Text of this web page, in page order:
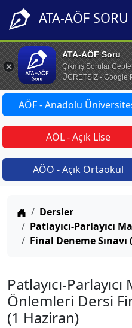
ATA-AÖF SORU
ATA-AÖF Soru
Çıkmış Sorular Cepte
ÜCRETSİZ - Google
AÖF - Anadolu
AÖL - Açık Lise
AÖO - Açık Ortaokul
Anasayfa
Dersler
Patlayıcı-Parlayıcı
Final Deneme
Patlayıcı-
Önlemleri Dersi
(1 Haziran)